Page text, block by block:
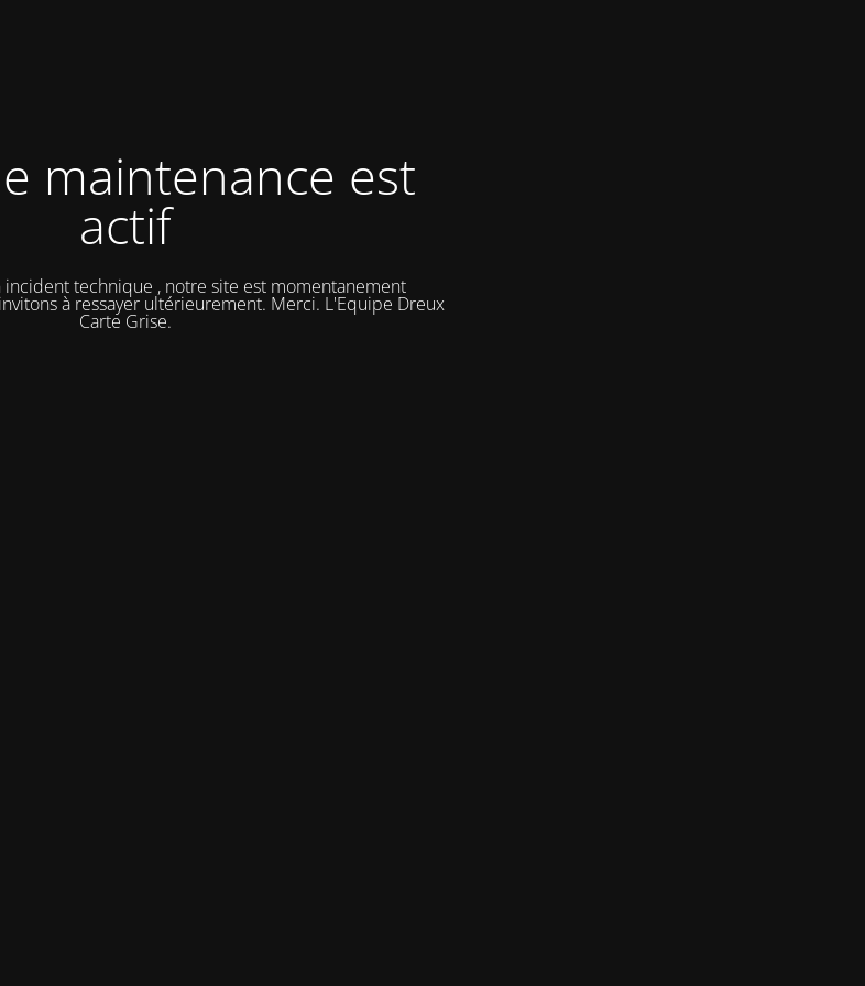
maintenance est
actif
technique , notre site est momentanement
à ressayer ultérieurement. Merci. L'Equipe Dreux
Carte Grise.